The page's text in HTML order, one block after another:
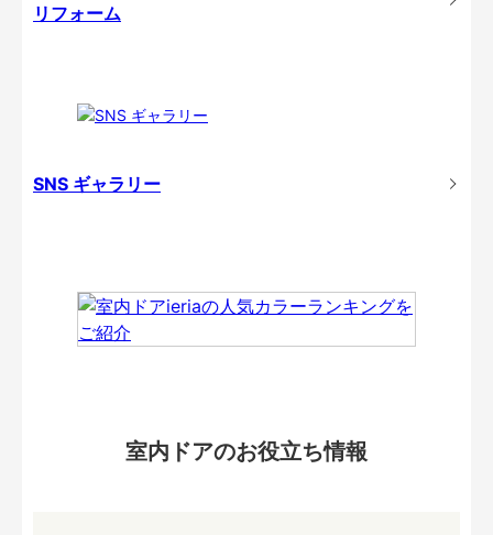
リフォーム
SNS ギャラリー
室内ドアのお役立ち情報